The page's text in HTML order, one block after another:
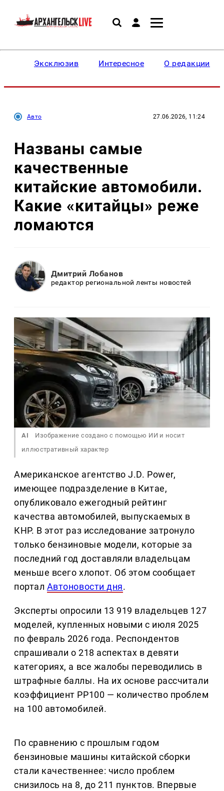
Эксклюзив Интересное О редакции
Авто 27.06.2026, 11:24
Названы самые
качественные
китайские автомобили.
Какие «китайцы» реже
ломаются
Дмитрий Лобанов
редактор региональной ленты новостей
AI
Изображение создано с помощью ИИ и носит
иллюстративный характер
Американское агентство J.D. Power,
имеющее подразделение в Китае,
опубликовало ежегодный рейтинг
качества автомобилей, выпускаемых в
КНР. В этот раз исследование затронуло
только бензиновые модели, которые за
последний год доставляли владельцам
меньше всего хлопот. Об этом сообщает
портал Автоновости дня.
Эксперты опросили 13 919 владельцев 127
моделей, купленных новыми с июля 2025
по февраль 2026 года. Респондентов
спрашивали о 218 аспектах в девяти
категориях, а все жалобы переводились в
штрафные баллы. На их основе рассчитали
коэффициент PP100 — количество проблем
на 100 автомобилей.
По сравнению с прошлым годом
бензиновые машины китайской сборки
стали качественнее: число проблем
снизилось на 8, до 211 пунктов. Впервые